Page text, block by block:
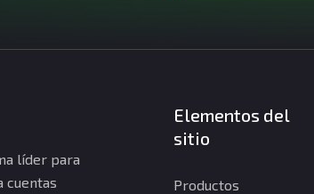
líder para
cuentas
Elementos del
sitio
Productos